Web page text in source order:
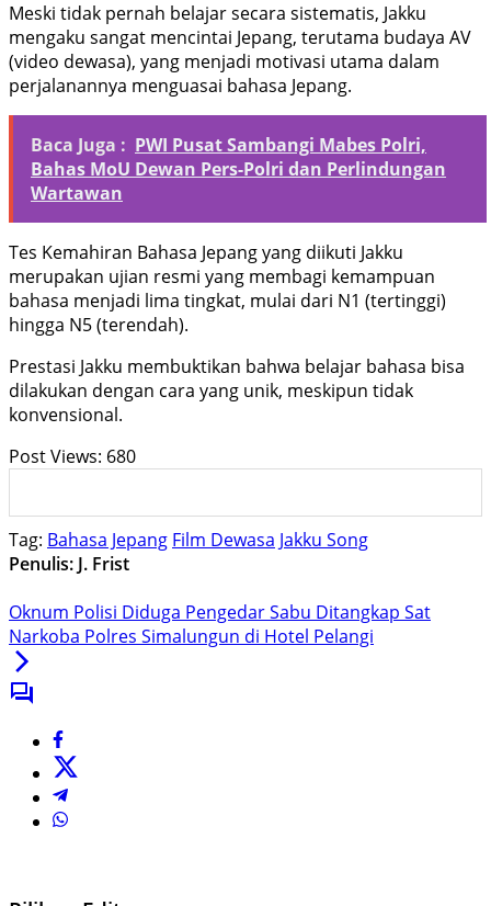
Meski tidak pernah belajar secara sistematis, Jakku
mengaku sangat mencintai Jepang, terutama budaya AV
(video dewasa), yang menjadi motivasi utama dalam
perjalanannya menguasai bahasa Jepang.
Baca Juga : PWI Pusat Sambangi Mabes Polri,
Bahas MoU Dewan Pers-Polri dan Perlindungan
Wartawan
Tes Kemahiran Bahasa Jepang yang diikuti Jakku
merupakan ujian resmi yang membagi kemampuan
bahasa menjadi lima tingkat, mulai dari N1 (tertinggi)
hingga N5 (terendah).
Prestasi Jakku membuktikan bahwa belajar bahasa bisa
dilakukan dengan cara yang unik, meskipun tidak
konvensional.
Post Views: 680
Tag: Bahasa Jepang Film Dewasa Jakku Song
Penulis: J. Frist
Oknum Polisi Diduga Pengedar Sabu Ditangkap Sat
Narkoba Polres Simalungun di Hotel Pelangi